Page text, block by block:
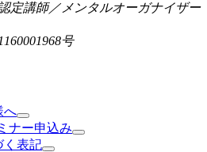
定講師／メンタルオーガナイザー
号
へ
ナー申込み
く表記